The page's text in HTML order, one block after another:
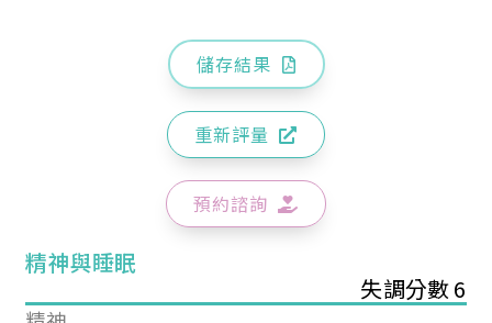
儲存結果
重新評量
預約諮詢
精神與睡眠
失調分數 6